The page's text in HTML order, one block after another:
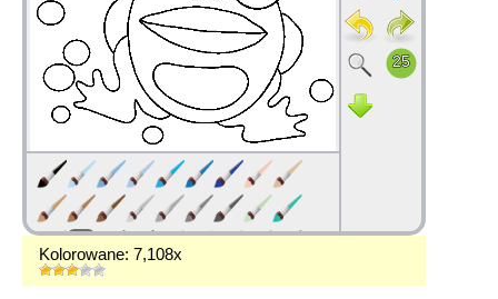
Kolorowane: 7,108x